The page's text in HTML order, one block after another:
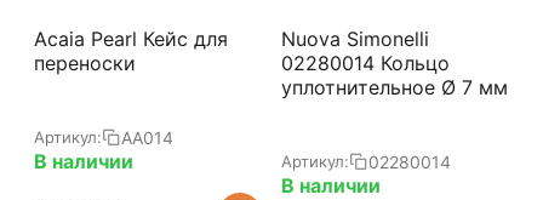
Acaia Pearl Кейс для
переноски
Артикул: AA014
В наличии
Nuova Simonelli
02280014 Кольцо
уплотнительное Ø 7 мм
Артикул: 02280014
В наличии